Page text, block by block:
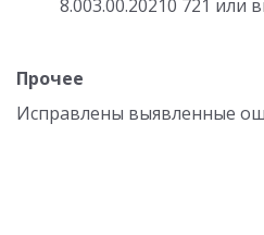
8.003.00.20210 721 или
Прочее
Исправлены выявленные